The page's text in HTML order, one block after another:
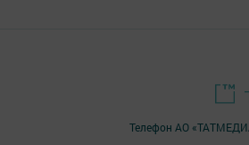
Телефон АО